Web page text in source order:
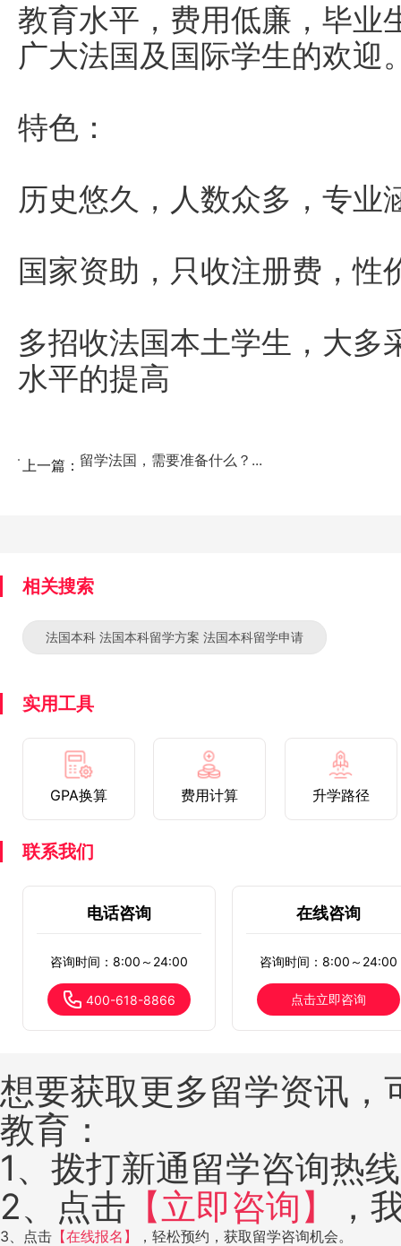
教育水平，费用低廉，毕业
广大法国及国际学生的欢迎
特色：
历史悠久，人数众多，专业
国家资助，只收注册费，性
多招收法国本土学生，大多
水平的提高
上一篇： 留学法国，需要准备什么？...
相关搜索
法国本科 法国本科留学方案 法国本科留学申请
实用工具
GPA换算 费用计算 升学路径
联系我们
电话咨询
咨询时间：8:00～24:00
400-618-8866
在线咨询
咨询时间：8:00～24:00
点击立即咨询
想要获取更多留学资讯
教育：
1、拨打新通留学咨询热
2、点击 【立即咨询】 ，
3、点击 【在线报名】 ，轻松预约，获取留学咨询机会。